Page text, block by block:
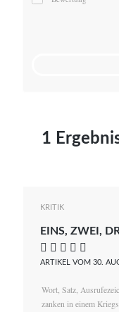
Mato von Vogelstein
1
KRITIK
EINS, ZWEI,
    
ARTIKEL VOM 30.
Wort, Satz,
zanken in einem